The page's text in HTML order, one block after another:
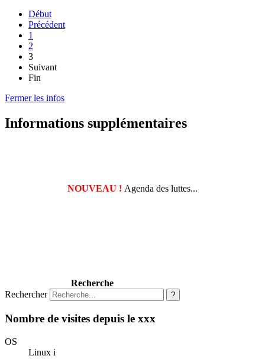
Début
Précédent
1
2
3
Suivant
Fin
Fermer les infos
Informations supplémentaires
NOUVEAU ! Agenda des luttes...
Recherche
Rechercher
?
Nombre de visites depuis le xxx
OS
Linux i